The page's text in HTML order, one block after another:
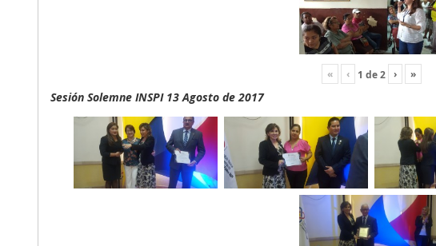
« ‹ 1 de2 › »
Sesión Solemne INSPI 13 Agosto de 2017